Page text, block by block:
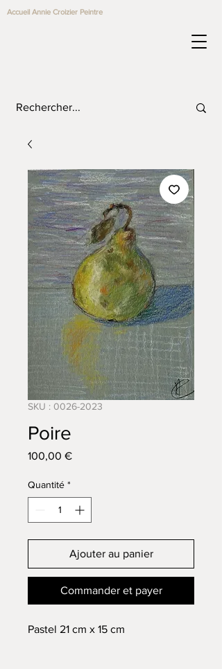
Accueil Annie Croizier Peintre
SKU : 0026-2023
Poire
100,00 €Prix
Quantité *
Ajouter au panier
Commander et payer
Pastel 21 cm x 15 cm